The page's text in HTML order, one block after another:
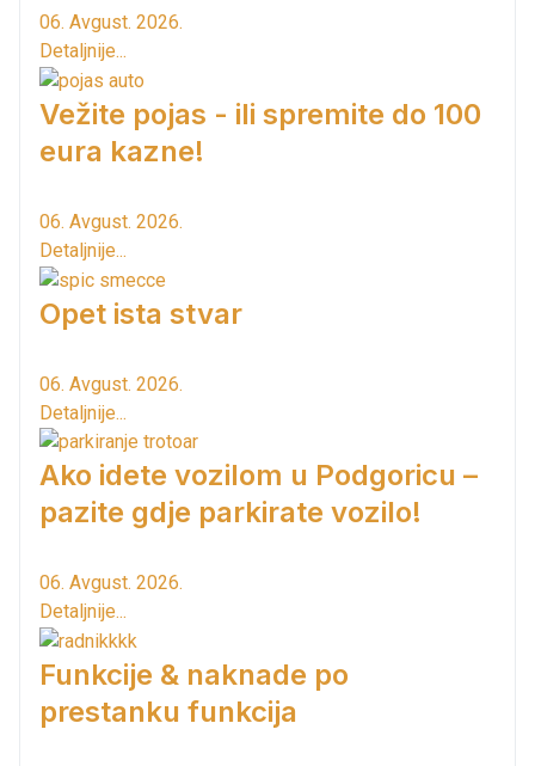
06. Avgust. 2026.
Detaljnije...
Vežite pojas - ili spremite do 100
eura kazne!
06. Avgust. 2026.
Detaljnije...
Opet ista stvar
06. Avgust. 2026.
Detaljnije...
Ako idete vozilom u Podgoricu –
pazite gdje parkirate vozilo!
06. Avgust. 2026.
Detaljnije...
Funkcije & naknade po
prestanku funkcija